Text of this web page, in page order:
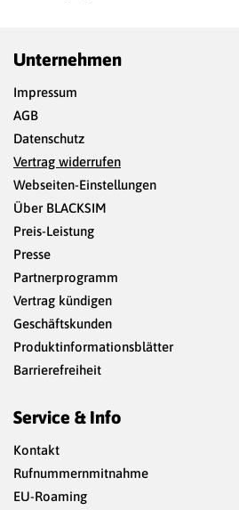
Unternehmen
Impressum
AGB
Datenschutz
Vertrag widerrufen
Webseiten-Einstellungen
Über BLACKSIM
Preis-Leistung
Presse
Partnerprogramm
Vertrag kündigen
Geschäftskunden
Produktinformationsblätter
Barrierefreiheit
Service & Info
Kontakt
Rufnummernmitnahme
EU-Roaming